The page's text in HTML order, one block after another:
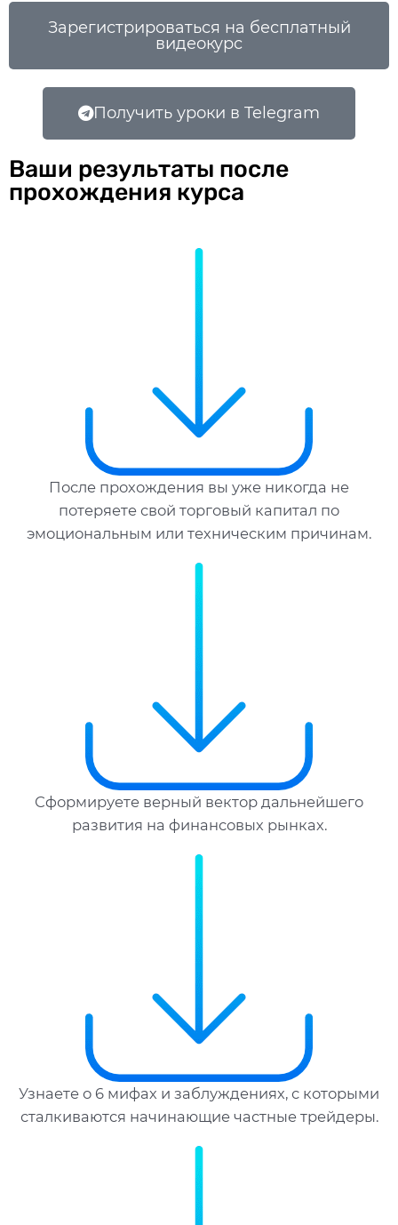
Зарегистрироваться на бесплатный
видеокурс
Получить уроки в Telegram
Ваши результаты после
прохождения курса
После прохождения вы уже никогда не
потеряете свой торговый капитал по
эмоциональным или техническим причинам.
Сформируете верный вектор дальнейшего
развития на финансовых рынках.
Узнаете о 6 мифах и заблуждениях, с которыми
сталкиваются начинающие частные трейдеры.